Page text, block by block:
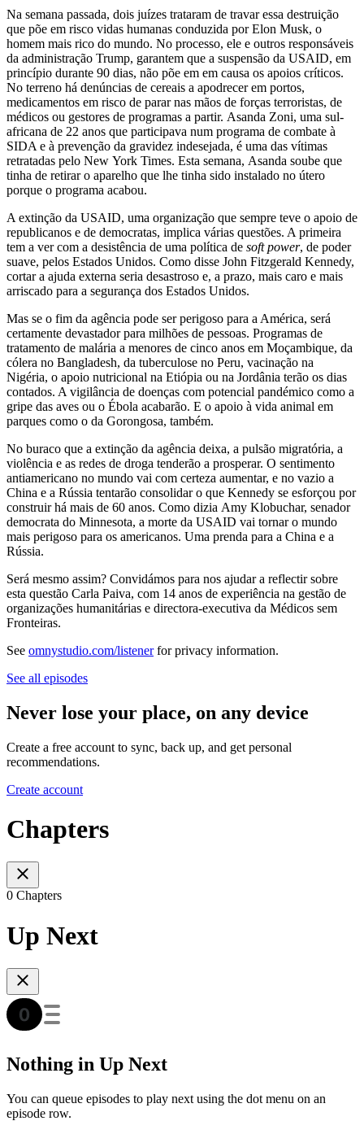
Na semana passada, dois juízes trataram de travar essa destruição
que põe em risco vidas humanas conduzida por Elon Musk, o
homem mais rico do mundo. No processo, ele e outros responsáveis
da administração Trump, garantem que a suspensão da USAID, em
princípio durante 90 dias, não põe em em causa os apoios críticos.
No terreno há denúncias de cereais a apodrecer em portos,
medicamentos em risco de parar nas mãos de forças terroristas, de
médicos ou gestores de programas a partir. Asanda Zoni, uma sul-
africana de 22 anos que participava num programa de combate à
SIDA e à prevenção da gravidez indesejada, é uma das vítimas
retratadas pelo New York Times. Esta semana, Asanda soube que
tinha de retirar o aparelho que lhe tinha sido instalado no útero
porque o programa acabou.
A extinção da USAID, uma organização que sempre teve o apoio de
republicanos e de democratas, implica várias questões. A primeira
tem a ver com a desistência de uma política de soft power, de poder
suave, pelos Estados Unidos. Como disse John Fitzgerald Kennedy,
cortar a ajuda externa seria desastroso e, a prazo, mais caro e mais
arriscado para a segurança dos Estados Unidos.
Mas se o fim da agência pode ser perigoso para a América, será
certamente devastador para milhões de pessoas. Programas de
tratamento de malária a menores de cinco anos em Moçambique, da
cólera no Bangladesh, da tuberculose no Peru, vacinação na
Nigéria, o apoio nutricional na Etiópia ou na Jordânia terão os dias
contados. A vigilância de doenças com potencial pandémico como a
gripe das aves ou o Ébola acabarão. E o apoio à vida animal em
parques como o da Gorongosa, também.
No buraco que a extinção da agência deixa, a pulsão migratória, a
violência e as redes de droga tenderão a prosperar. O sentimento
antiamericano no mundo vai com certeza aumentar, e no vazio a
China e a Rússia tentarão consolidar o que Kennedy se esforçou por
construir há mais de 60 anos. Como dizia Amy Klobuchar, senador
democrata do Minnesota, a morte da USAID vai tornar o mundo
mais perigoso para os americanos. Uma prenda para a China e a
Rússia.
Será mesmo assim? Convidámos para nos ajudar a reflectir sobre
esta questão Carla Paiva, com 14 anos de experiência na gestão de
organizações humanitárias e directora-executiva da Médicos sem
Fronteiras.
See omnystudio.com/listenerfor privacy information.
See all episodes
Never lose your place, on any device
Create a free account to sync, back up, and get personal
recommendations.
Create account
Chapters
0 Chapters
Up Next
Nothing in Up Next
You can queue episodes to play next using the dot menu on an
episode row.